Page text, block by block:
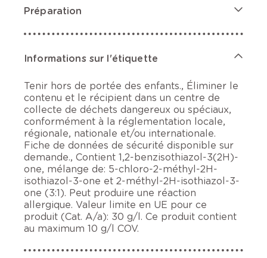
Préparation
Informations sur l'étiquette
Tenir hors de portée des enfants., Éliminer le
contenu et le récipient dans un centre de
collecte de déchets dangereux ou spéciaux,
conformément à la réglementation locale,
régionale, nationale et/ou internationale.
Fiche de données de sécurité disponible sur
demande., Contient 1,2-benzisothiazol-3(2H)-
one, mélange de: 5-chloro-2-méthyl-2H-
isothiazol-3-one et 2-méthyl-2H-isothiazol-3-
one (3:1). Peut produire une réaction
allergique. Valeur limite en UE pour ce
produit (Cat. A/a): 30 g/l. Ce produit contient
au maximum 10 g/l COV.